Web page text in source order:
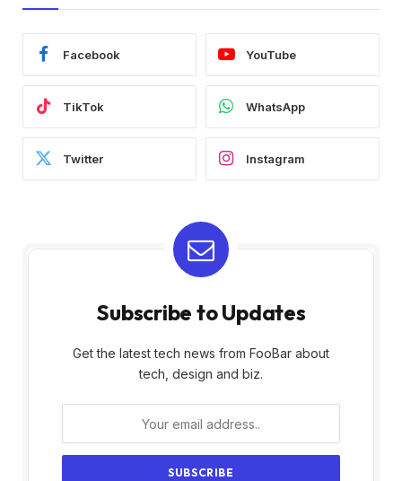
Facebook YouTube
TikTok WhatsApp
Twitter Instagram
Subscribe to Updates
Get the latest tech news from FooBar about
tech, design and biz.